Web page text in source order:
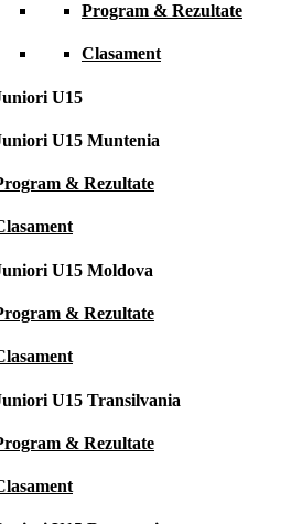
Program & Rezultate
Clasament
U15
U15 Muntenia
& Rezultate
U15 Moldova
& Rezultate
U15 Transilvania
& Rezultate